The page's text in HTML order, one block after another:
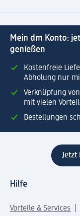
Mein dm Konto:
genießen
Kostenfreie
Abholung nur
Verknüpfung
mit vielen
Bestellungen
Jetzt
Hilfe
Vorteile & Services